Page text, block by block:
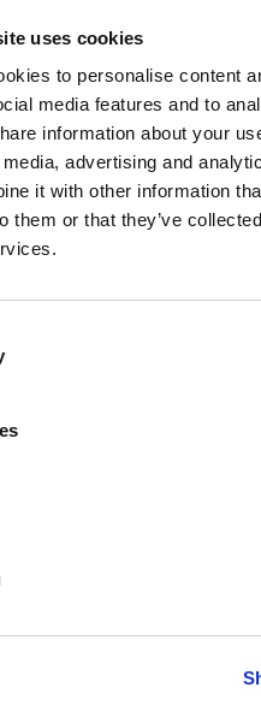
uses cookies
to personalise content
media features and to
information about your
advertising and
it with other information
them or that they’ve
Inkl. MwSt.